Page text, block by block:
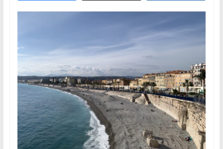
l’étranger
pour
assouvir
leur
passion,
tout
en